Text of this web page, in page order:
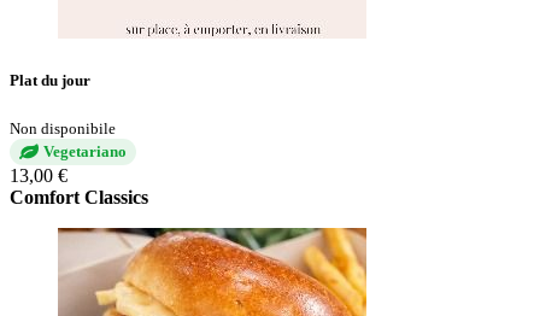
Plat du jour
Non disponibile
Vegetariano
13,00 €
Comfort Classics